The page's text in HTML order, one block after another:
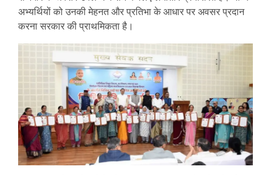
अभ्यर्थियों को उनकी मेहनत और प्रतिभा के आधार पर अवसर प्रदान
करना सरकार की प्राथमिकता है।